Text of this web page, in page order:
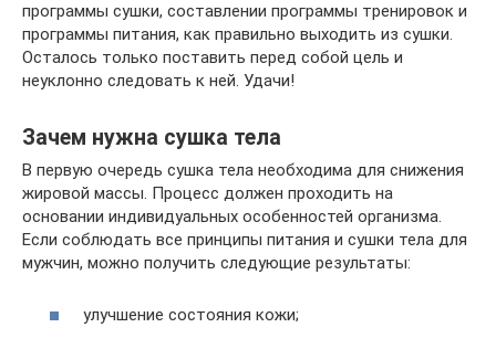
программы сушки, составлении программы тренировок и
программы питания, как правильно выходить из сушки.
Осталось только поставить перед собой цель и
неуклонно следовать к ней. Удачи!
Зачем нужна сушка тела
В первую очередь сушка тела необходима для снижения
жировой массы. Процесс должен проходить на
основании индивидуальных особенностей организма.
Если соблюдать все принципы питания и сушки тела для
мужчин, можно получить следующие результаты:
улучшение состояния кожи;